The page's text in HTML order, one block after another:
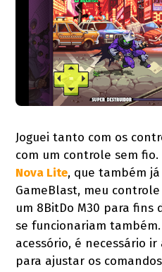
Joguei tanto com os
com um controle sem fio.
Nova Lite, que também
GameBlast, meu
um 8BitDo M30 para fins
se funcionariam
acessório, é necessário
para ajustar os